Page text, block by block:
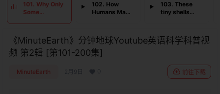
101. Why Only
Some
Tails
102. How
Humans Made
103. These
tiny shells
is on Earth
《MinuteEarth》分钟地球Youtube英语科学科普视
频 第2辑 [第101-200集]
MinuteEarth 2月9日 前往下载